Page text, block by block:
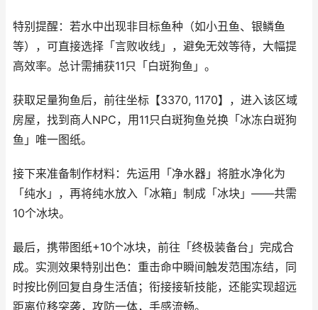
特别提醒：若水中出现非目标鱼种（如小丑鱼、银鳞鱼
等），可直接选择「言败收线」，避免无效等待，大幅提
高效率。总计需捕获11只「白斑狗鱼」。
获取足量狗鱼后，前往坐标【3370, 1170】，进入该区域
房屋，找到商人NPC，用11只白斑狗鱼兑换「冰冻白斑狗
鱼」唯一图纸。
接下来准备制作材料：先运用「净水器」将脏水净化为
「纯水」，再将纯水放入「冰箱」制成「冰块」——共需
10个冰块。
最后，携带图纸+10个冰块，前往「终极装备台」完成合
成。实测效果特别出色：重击命中瞬间触发范围冻结，同
时按比例回复自身生活值；衔接接斩技能，还能实现超远
距离位移突袭，攻防一体，手感流畅。